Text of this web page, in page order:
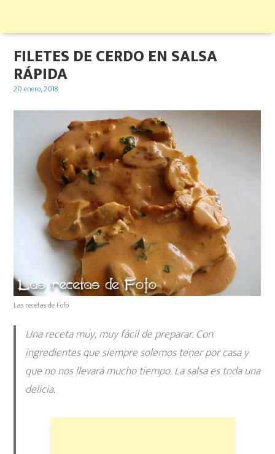
FILETES DE CERDO EN SALSA
RÁPIDA
Posted
20 enero, 2018
Las recetas de Fofo
Una receta muy, muy fácil de preparar. Con
ingredientes que siempre solemos tener por casa y
que no nos llevará mucho tiempo. La salsa es toda una
delicia.